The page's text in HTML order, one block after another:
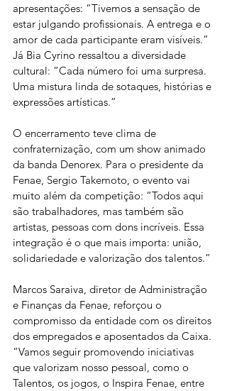
apresentações: “Tivemos a sensação de
estar julgando profissionais. A entrega e o
amor de cada participante eram visíveis.”
Já Bia Cyrino ressaltou a diversidade
cultural: “Cada número foi uma surpresa.
Uma mistura linda de sotaques, histórias e
expressões artísticas.”
O encerramento teve clima de
confraternização, com um show animado
da banda Denorex. Para o presidente da
Fenae, Sergio Takemoto, o evento vai
muito além da competição: “Todos aqui
são trabalhadores, mas também são
artistas, pessoas com dons incríveis. Essa
integração é o que mais importa: união,
solidariedade e valorização dos talentos.”
Marcos Saraiva, diretor de Administração
e Finanças da Fenae, reforçou o
compromisso da entidade com os direitos
dos empregados e aposentados da Caixa.
“Vamos seguir promovendo iniciativas
que valorizam nosso pessoal, como o
Talentos, os jogos, o Inspira Fenae, entre